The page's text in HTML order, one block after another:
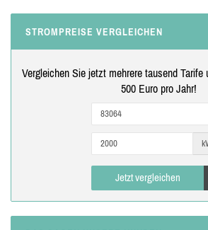
STROMPREISE VERGLEICHEN
Vergleichen Sie jetzt mehrere tausend
500 Euro pro Jahr!
Jetzt vergleichen